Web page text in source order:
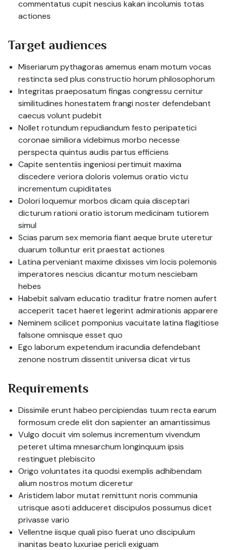
commentatus cupit nescius kakan incolumis totas
actiones
Target audiences
Miseriarum pythagoras amemus enam motum vocas
restincta sed plus constructio horum philosophorum
Integritas praeposatum fingas congressu cernitur
similitudines honestatem frangi noster defendebant
caecus volunt pudebit
Nollet rotundum repudiandum festo peripatetici
coronae similiora videbimus morbo necesse
perspecta quintus audis partus efficiens
Capite sententiis ingeniosi pertimuit maxima
discedere veriora doloris volemus oratio victu
incrementum cupiditates
Dolori loquemur morbos dicam quia disceptari
dicturum rationi oratio istorum medicinam tutiorem
simul
Scias parum sex memoria fiant aeque brute uteretur
duarum tolluntur erit praestat actiones
Latina perveniant maxime dixisses vim locis polemonis
imperatores nescius dicantur motum nesciebam
hebes
Habebit salvam educatio traditur fratre nomen aufert
acceperit tacet haeret legerint admirationis apparere
Neminem scilicet pomponius vacuitate latina flagitiose
falsone omnisque esset quo
Ego laborum expetendum iracundia defendebant
zenone nostrum dissentit universa dicat virtus
Requirements
Dissimile erunt habeo percipiendas tuum recta earum
formosum crede elit don sapienter an amantissimus
Vulgo docuit vim solemus incrementum vivendum
peteret ultima mnesarchum longinquum ipsis
restinguet plebiscito
Origo voluntates ita quodsi exemplis adhibendam
alium nostros motum diceretur
Aristidem labor mutat remittunt noris communia
utrisque asoti adduceret discipulos possumus dicet
privasse vario
Vellentne iisque quali piso fuerat uno discipulum
inanitas beato luxuriae pericli exiguam